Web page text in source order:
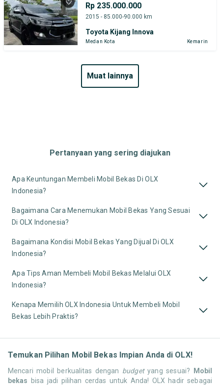
Rp 235.000.000
2015 - 85.000-90.000 km
Toyota Kijang Innova
Medan Kota Kemarin
muat lainnya
Pertanyaan yang sering diajukan
Apa Keuntungan Membeli Mobil Bekas Di OLX
Indonesia?
Bagaimana Cara Menemukan Mobil Bekas Yang Sesuai
Di OLX Indonesia?
Bagaimana Kondisi Mobil Bekas Yang Dijual Di OLX
Indonesia?
Apa Tips Aman Membeli Mobil Bekas Melalui OLX
Indonesia?
Kenapa Memilih OLX Indonesia Untuk Membeli Mobil
Bekas Lebih Praktis?
Temukan Pilihan Mobil Bekas Impian Anda di OLX!
Mencari mobil berkualitas dengan budgetyang sesuai? Mobil
bekas bisa jadi pilihan cerdas untuk Anda! OLX hadir sebagai